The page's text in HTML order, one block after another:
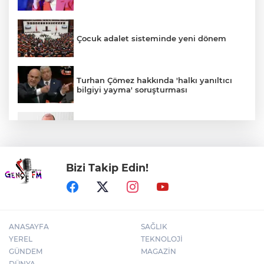
Çocuk adalet sisteminde yeni dönem
Turhan Çömez hakkında 'halkı yanıltıcı
bilgiyi yayma' soruşturması
Kayseri YHT hattına sıkı takip
Bizi Takip Edin!
ANASAYFA
YEREL
GÜNDEM
SAĞLIK
TEKNOLOJİ
MAGAZİN